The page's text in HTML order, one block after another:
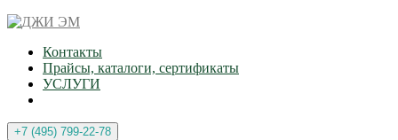
Контакты
Прайсы, каталоги, сертификаты
УСЛУГИ
+7 (495) 799-22-78